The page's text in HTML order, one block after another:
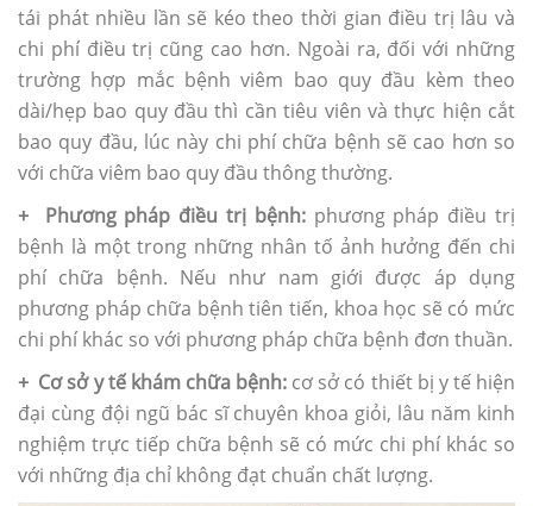
tái phát nhiều lần sẽ kéo theo thời gian điều trị lâu và
chi phí điều trị cũng cao hơn. Ngoài ra, đối với những
trường hợp mắc bệnh viêm bao quy đầu kèm theo
dài/hẹp bao quy đầu thì cần tiêu viên và thực hiện cắt
bao quy đầu, lúc này chi phí chữa bệnh sẽ cao hơn so
với chữa viêm bao quy đầu thông thường.
+ Phương pháp điều trị bệnh:phương pháp điều trị
bệnh là một trong những nhân tố ảnh hưởng đến chi
phí chữa bệnh. Nếu như nam giới được áp dụng
phương pháp chữa bệnh tiên tiến, khoa học sẽ có mức
chi phí khác so với phương pháp chữa bệnh đơn thuần.
+ Cơ sở y tế khám chữa bệnh: cơ sở có thiết bị y tế hiện
đại cùng đội ngũ bác sĩ chuyên khoa giỏi, lâu năm kinh
nghiệm trực tiếp chữa bệnh sẽ có mức chi phí khác so
với những địa chỉ không đạt chuẩn chất lượng.